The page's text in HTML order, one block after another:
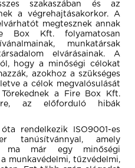
szakaszában és az
a végrehajtásakorkor. A
megtesznek annak
Box Kft. folyamatosan
munkatársak
elvárásainak. A
hogy a minőségi célokat
azokhoz a szükséges
a célok megvalósulását
Törekednek a Fire Box Kft.
az előforduló hibák
rendelkezik ISO9001-es
tanúsítvánnyal, amely
ma már egy minőségi
munkavédelmi, tűzvédelmi,